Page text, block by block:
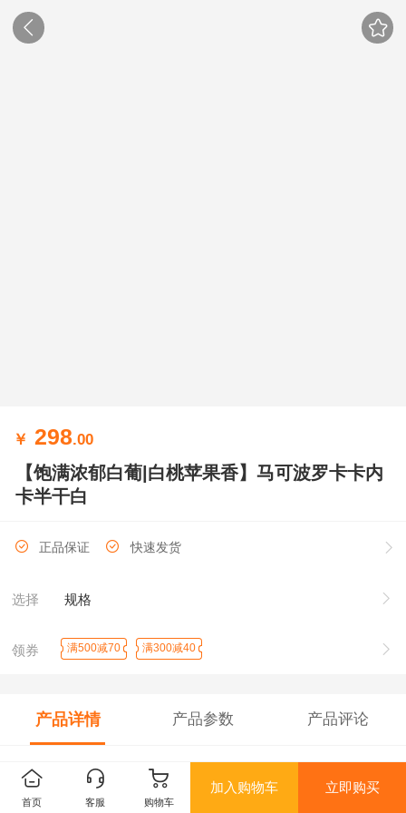
￥ 298.00
【饱满浓郁白葡|白桃苹果香】马可波罗卡卡内
卡半干白
正品保证 快速发货
选择 规格
领券 满500减70 满300减40
产品详情 产品参数 产品评论
请编辑该产品详情...
首页 客服 购物车
加入购物车 立即购买